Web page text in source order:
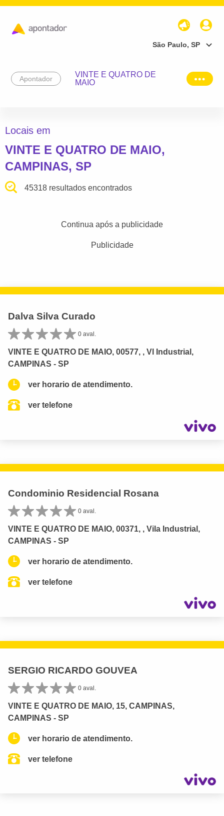
São Paulo, SP
Apontador
VINTE E QUATRO DE
MAIO
Locais em
VINTE E QUATRO DE MAIO,
CAMPINAS, SP
45318 resultados encontrados
Continua após a publicidade
Publicidade
Dalva Silva Curado
0 aval.
VINTE E QUATRO DE MAIO, 00577, , Vl Industrial,
CAMPINAS - SP
ver horario de atendimento.
ver telefone
Condominio Residencial Rosana
0 aval.
VINTE E QUATRO DE MAIO, 00371, , Vila Industrial,
CAMPINAS - SP
ver horario de atendimento.
ver telefone
SERGIO RICARDO GOUVEA
0 aval.
VINTE E QUATRO DE MAIO, 15, CAMPINAS,
CAMPINAS - SP
ver horario de atendimento.
ver telefone